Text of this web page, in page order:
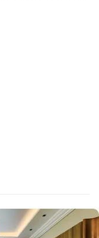
"Гринфилд",
шоссе.
проекту с